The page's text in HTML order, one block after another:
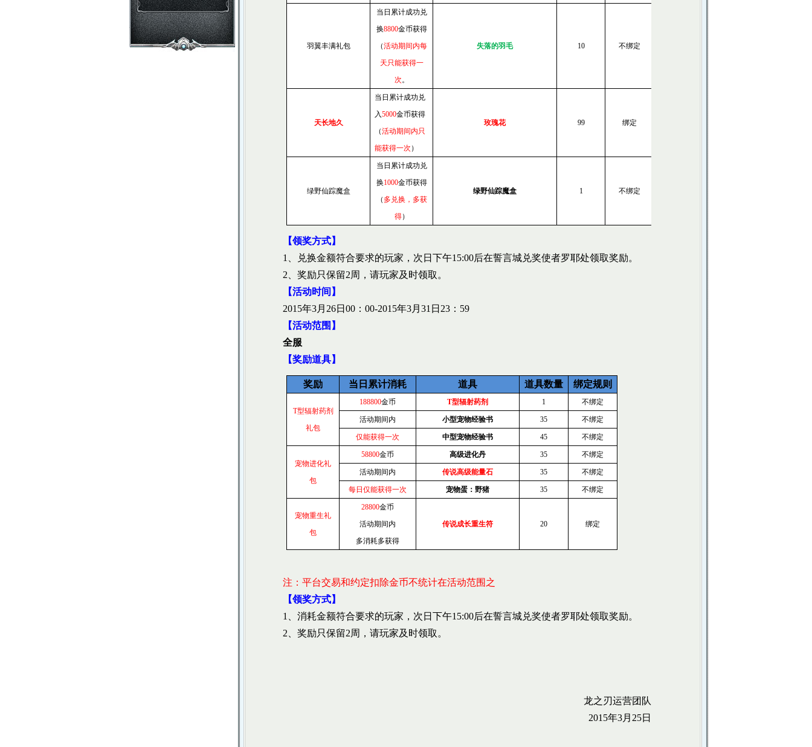
羽翼丰满礼包
当日累计成功兑
换8800金币获得
（活动期间内每
天只能获得一
次。
失落的羽毛 10 不绑定
天长地久
当日累计成功兑
入5000金币获得
（活动期间内只
能获得一次 ）
玫瑰花 99 绑定
绿野仙踪魔盒
当日累计成功兑
换1000金币获得
（ 多兑换，多获
得）
绿野仙踪魔盒 1 不绑定
【领奖方式】
1
、兑换金额符合要求的玩家，次日下午15:00后在誓言城兑奖使者罗耶处领取奖励。
2 、奖励只保留2周，请玩家及时领取。
【活动时间】
2015年3月 26日 00 ： 00-2015年3月 31 日 23 ： 59
【活动范围】
全服
【奖励道具】
奖励 当日累计消耗 道具 道具数量 绑定规则
T型辐射药剂
礼包
188800金币 T型辐射药剂 1 不绑定
活动期间内 小型宠物经验书 35 不绑定
仅能获得一次 中型宠物经验书 45 不绑定
宠物进化礼
包
58800金币 高级进化丹 35 不绑定
活动期间内 传说高级能量石 35 不绑定
每日仅能获得一次 宠物蛋：野猪 35 不绑定
宠物重生礼
包
28800金币
活动期间内
多消耗多获得
传说成长重生符 20 绑定
注：平台交易和约定扣除金币不统计在活动范围之
【领奖方式】
1
、消耗金额符合要求的玩家，次日下午15:00后在誓言城兑奖使者罗耶处领取奖励。
2 、奖励只保留2周，请玩家及时领取。
龙之刃运营团队
2015年3月 25日